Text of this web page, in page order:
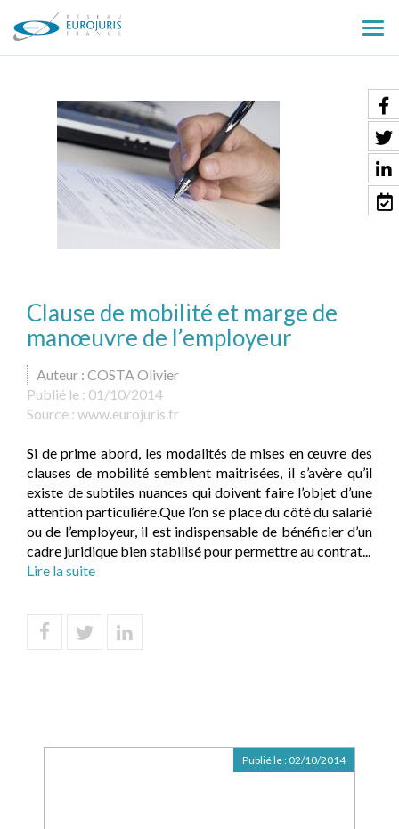
le
Clause de mobilité et marge de
manœuvre de l’employeur
Auteur : COSTA Olivier
Publié le : 01/10/2014
Source : www.eurojuris.fr
Si de prime abord, les modalités de mises en œuvre des
clauses de mobilité semblent maitrisées, il s’avère qu’il
existe de subtiles nuances qui doivent faire l’objet d’une
attention particulière.Que l’on se place du côté du salarié
ou de l’employeur, il est indispensable de bénéficier d’un
cadre juridique bien stabilisé pour permettre au contrat...
Lire la suite
Publié le : 02/10/2014